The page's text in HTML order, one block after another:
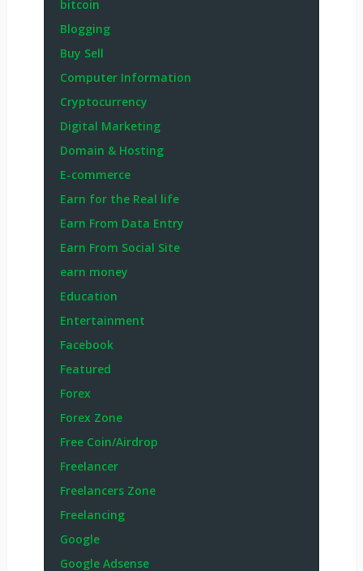
bitcoin
Blogging
Buy Sell
Computer Information
Cryptocurrency
Digital Marketing
Domain & Hosting
E-commerce
Earn for the Real life
Earn From Data Entry
Earn From Social Site
earn money
Education
Entertainment
Facebook
Featured
Forex
Forex Zone
Free Coin/Airdrop
Freelancer
Freelancers Zone
Freelancing
Google
Google Adsense